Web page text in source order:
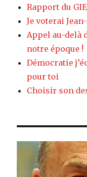
Rapport du
Je voterai
Appel au-delà
notre époque !
Démocratie
pour toi
Choisir son